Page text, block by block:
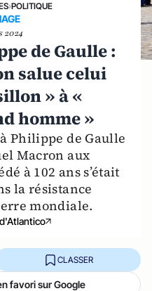
›POLITIQUE
2024
de Gaulle :
salue celui
» à «
homme »
Philippe de Gaulle
Macron aux
à 102 ans s’était
la résistance
mondiale.
CLASSER
favori sur Google